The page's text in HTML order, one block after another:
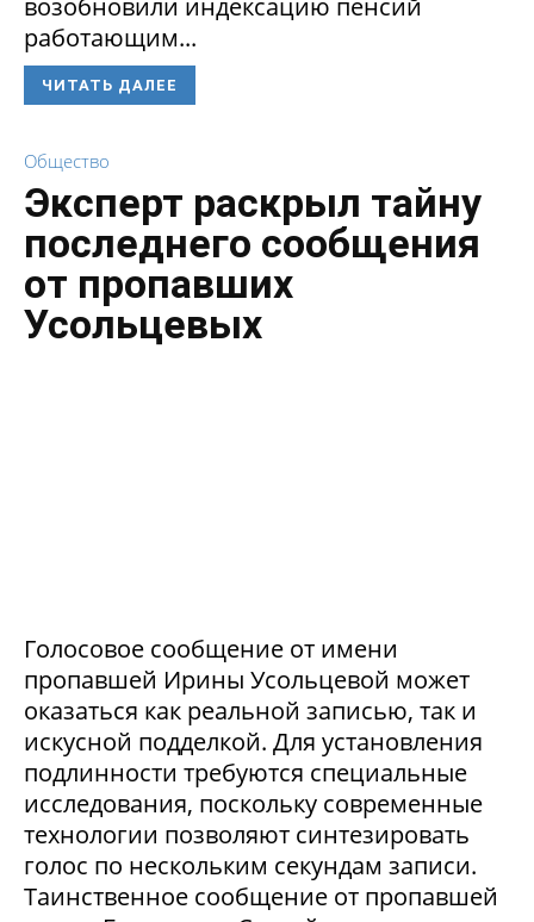
работающим...
ЧИТАТЬ ДАЛЕЕ
Общество
Эксперт раскрыл тайну
последнего сообщения
от пропавших
Усольцевых
Голосовое сообщение от имени
пропавшей Ирины Усольцевой может
оказаться как реальной записью, так и
искусной подделкой. Для установления
подлинности требуются специальные
исследования, поскольку современные
технологии позволяют синтезировать
голос по нескольким секундам записи.
Таинственное сообщение от пропавшей